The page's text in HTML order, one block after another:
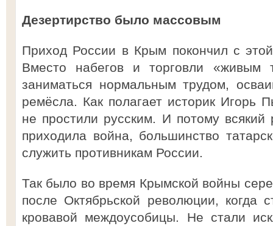
Дезертирство было массовым
Приход России в Крым покончил с
Вместо набегов и торговли «живым
заниматься нормальным трудом,
ремёсла. Как полагает историк Игорь
не простили русским. И потому
приходила война, большинство
служить противникам России.
Так было во время Крымской войны
после Октябрьской революции, когда
кровавой междоусобицы. Не стали